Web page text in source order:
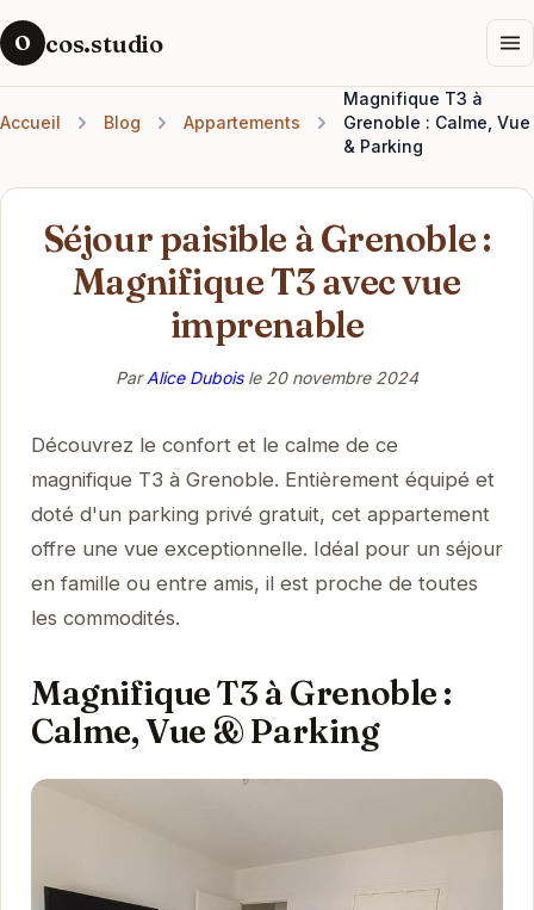
O cos.studio
Accueil Blog Appartements
Magnifique T3 à
Grenoble : Calme, Vue
& Parking
Séjour paisible à Grenoble :
Magnifique T3 avec vue
imprenable
ParAlice Duboisle 20 novembre 2024
Découvrez le confort et le calme de ce
magnifique T3 à Grenoble. Entièrement équipé et
doté d'un parking privé gratuit, cet appartement
offre une vue exceptionnelle. Idéal pour un séjour
en famille ou entre amis, il est proche de toutes
les commodités.
Magnifique T3 à Grenoble :
Calme, Vue & Parking